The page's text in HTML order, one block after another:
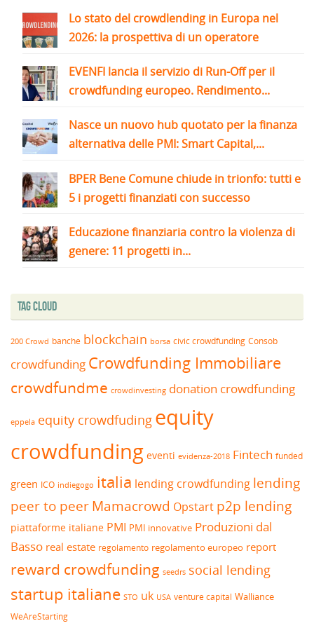
Lo stato del crowdlending in Europa nel
2026: la prospettiva di un operatore
EVENFI lancia il servizio di Run-Off per il
crowdfunding europeo. Rendimento...
Nasce un nuovo hub quotato per la finanza
alternativa delle PMI: Smart Capital,...
BPER Bene Comune chiude in trionfo: tutti e
5 i progetti finanziati con successo
Educazione finanziaria contro la violenza di
genere: 11 progetti in...
Tag Cloud
200 Crowd banche blockchain borsa civic crowdfunding Consob
crowdfunding Crowdfunding Immobiliare
crowdfundme crowdinvesting donation crowdfunding
eppela equity crowdfuding equity
crowdfunding eventi evidenza-2018 Fintech funded
green ICO indiegogo italia lending crowdfunding lending
peer to peerMamacrowd Opstart p2p lending
piattaforme italiane PMI PMI innovative Produzioni dal
Basso real estate regolamento regolamento europeo report
reward crowdfunding seedrs social lending
startup italiane STO uk USA venture capital Walliance
WeAreStarting